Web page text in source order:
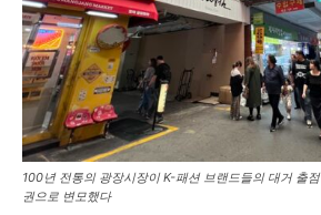
100년 전통의 광장시장이 K-패션 브랜드들의 대거 출
권으로 변모했다